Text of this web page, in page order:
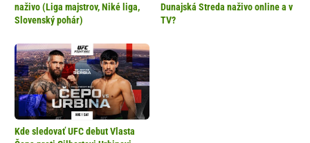
naživo (Liga majstrov, Niké liga,
Slovenský pohár)
Dunajská Streda naživo online a v
TV?
Kde sledovať UFC debut Vlasta